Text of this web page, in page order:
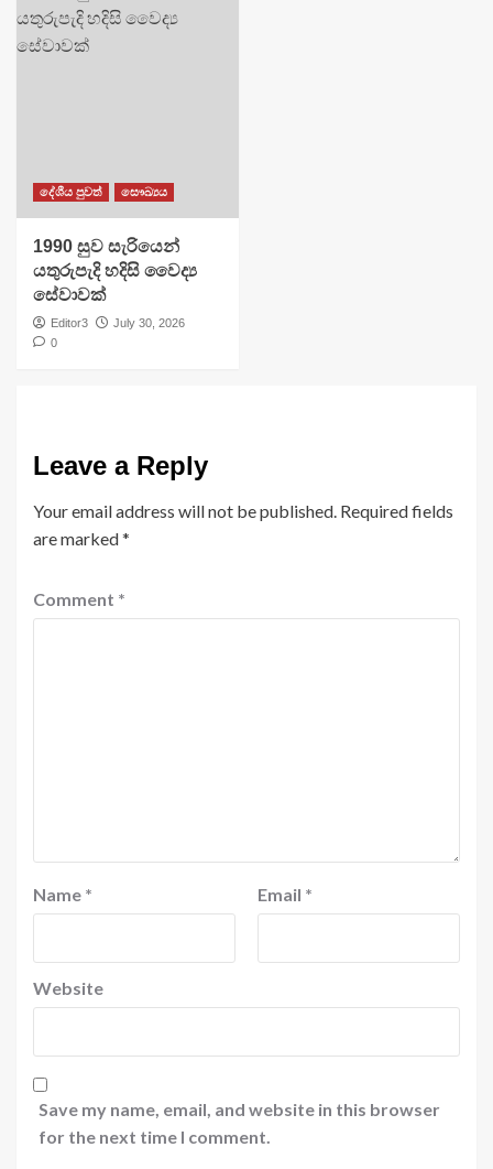
දේශීය පුවත් සෞඛ්‍යය
1990 සුව සැරියෙන්
යතුරුපැදි හදිසි වෛද්‍ය
සේවාවක්
Editor3
July 30, 2026
0
Leave a Reply
Your email address will not be published. Required fields
are marked*
Comment *
Name * Email *
Website
Save my name, email, and website in this browser
for the next time I comment.